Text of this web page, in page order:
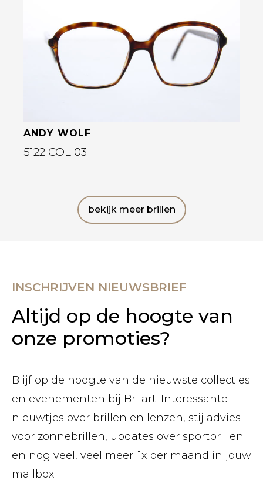
ANDY WOLF
5122 COL 03
bekijk meer brillen
INSCHRIJVEN NIEUWSBRIEF
Altijd op de hoogte van
onze promoties?
Blijf op de hoogte van de nieuwste collecties
en evenementen bij Brilart. Interessante
nieuwtjes over brillen en lenzen, stijladvies
voor zonnebrillen, updates over sportbrillen
en nog veel, veel meer! 1x per maand in jouw
mailbox.